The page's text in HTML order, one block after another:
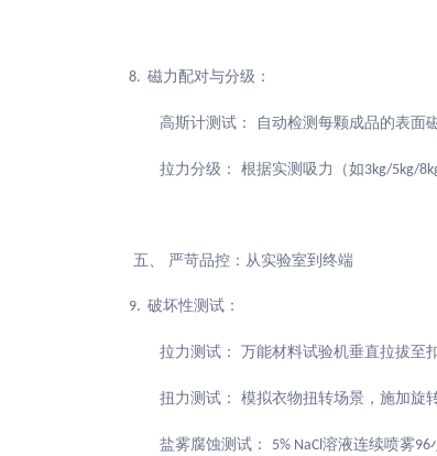
8. 磁力配对与分级：
高斯计测试： 自动检测每颗成品的表面
拉力分级： 根据实测吸力（如3kg/5kg/
五、 严苛品控：从实验室到终端
9. 破坏性测试：
拉力测试： 万能材料试验机垂直拉拔至
扭力测试： 模拟衣物扭转场景，施加旋
盐雾腐蚀测试： 5% NaCl溶液连续喷雾96